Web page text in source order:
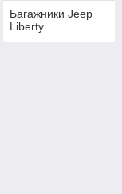
Багажники Jeep
Liberty